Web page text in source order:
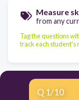
Measure
from any
Tag the questions
track each student's
Q 1/10